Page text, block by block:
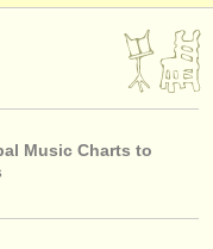
Music Charts to